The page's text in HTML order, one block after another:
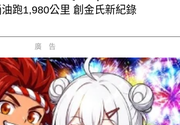
跑1,980公里 創金氏新紀錄
廣告